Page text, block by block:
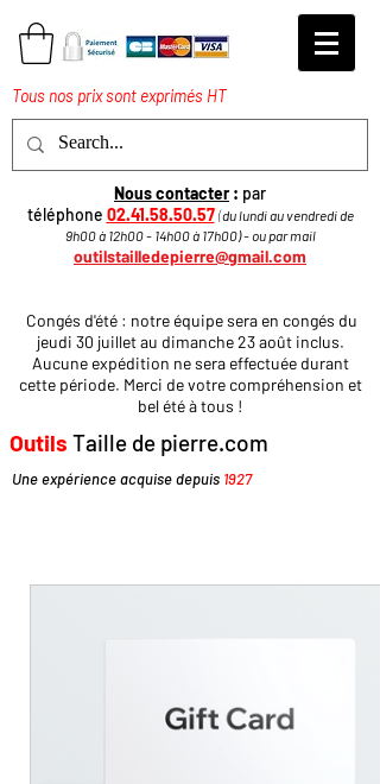
Tous nos prix sont exprimés HT
Nous contacter: par
téléphone 02.41.58.50.57 (du lundi au vendredi de
9h00 à 12h00 - 14h00 à 17h00)​ - ou par mail
outilstailledepierre@gmail.com
Congés d'été : notre équipe sera en congés du
jeudi 30 juillet au dimanche 23 août inclus.
Aucune expédition ne sera effectuée durant
cette période. Merci de votre compréhension et
bel été à tous !
Outils Taille de pierre.com
Une expérience acquise depuis 1927